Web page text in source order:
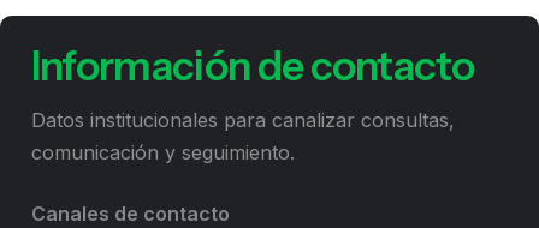
Información de contacto
Datos institucionales para canalizar consultas,
comunicación y seguimiento.
Canales de contacto